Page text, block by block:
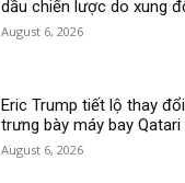
dầu chiến lược do xung
August 6, 2026
Eric Trump tiết lộ thay
trưng bày máy bay Qatari
August 6, 2026